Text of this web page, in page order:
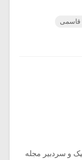
قاسمی
و سردبیر مجله